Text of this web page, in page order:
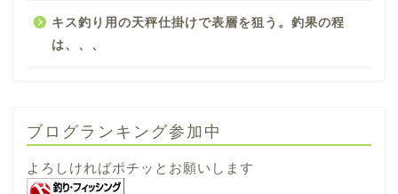
キス釣り用の天秤仕掛けで表層を狙う。釣果の程
は、、、
ブログランキング参加中
よろしければポチッとお願いします